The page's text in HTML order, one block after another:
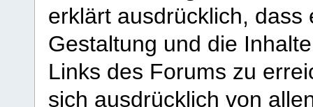
erklärt ausdrücklich,
Gestaltung und die
Links des Forums zu
sich ausdrücklich von